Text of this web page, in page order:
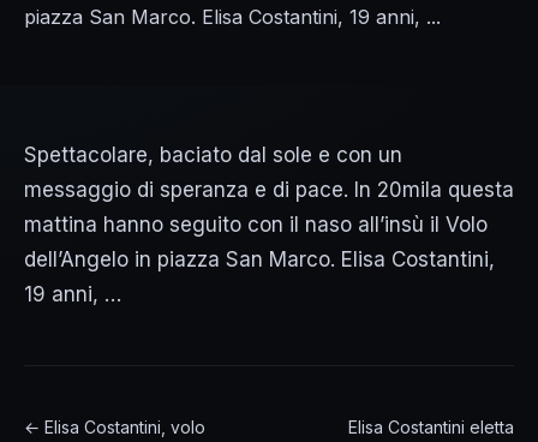
piazza San Marco. Elisa Costantini, 19 anni, ...
Spettacolare, baciato dal sole e con un
messaggio di speranza e di pace. In 20mila questa
mattina hanno seguito con il naso all’insù il Volo
dell’Angelo in piazza San Marco. Elisa Costantini,
19 anni, …
← Elisa Costantini, volo
Elisa Costantini eletta